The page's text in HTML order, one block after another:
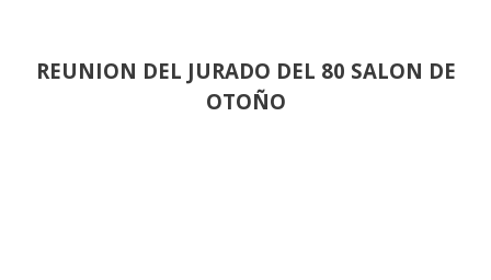
REUNION DEL JURADO DEL 80 SALON DE
OTOÑO